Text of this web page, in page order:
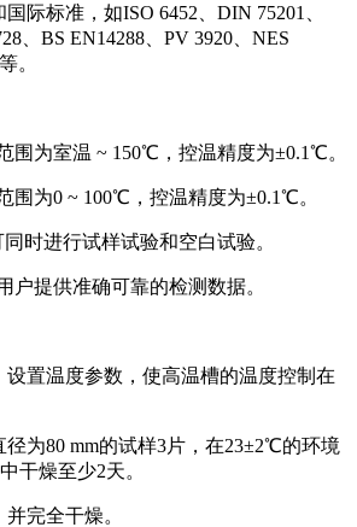
际标准，如ISO 6452、DIN 75201、
、BS EN14288、PV 3920、NES
。
围为室温 ~ 150℃，控温精度为±0.1℃。
围为0 ~ 100℃，控温精度为±0.1℃。
时进行试样试验和空白试验。
提供准确可靠的检测数据。
设置温度参数，使高温槽的温度控制在
为80 mm的试样3片，在23±2℃的环境
干燥至少2天。
完全干燥。